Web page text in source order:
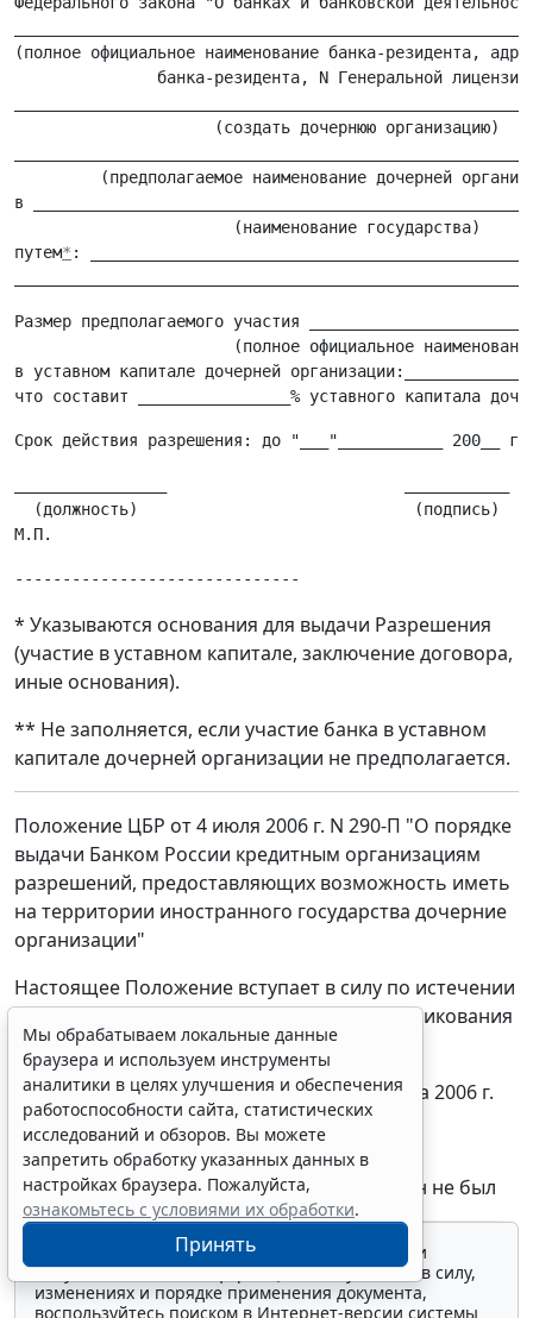
(полное официальное наименование банка-резидента,
банка-резидента, N Генеральной
                     (создать дочернюю организацию)
(предполагаемое наименование дочерней
в
                       (наименование государства)
путем* :
Размер предполагаемого участия
(полное официальное
в уставном капитале дочерней
что составит ________________% уставного капитала
(должность)                             (подпись)
* Указываются основания для выдачи Разрешения
(участие в уставном капитале, заключение договора,
иные основания).
** Не заполняется, если участие банка в уставном
капитале дочерней организации не предполагается.
Положение ЦБР от 4 июля 2006 г. N 290-П "О порядке
выдачи Банком России кредитным организациям
разрешений, предоставляющих возможность иметь
на территории иностранного государства дочерние
организации"
Настоящее Положение вступает в силу по истечении
10 дней после дня его официального опубликования
в "Вестнике Банка России"
Зарегистрировано в Минюсте РФ 11 августа 2006 г.
Регистрационный N 8144
Текст Положения официально опубликован не был
Для просмотра актуального текста документа и
получения полной информации о вступлении в силу,
изменениях и порядке применения документа,
воспользуйтесь поиском в Интернет-версии системы
Мы обрабатываем локальные данные
браузера и используем инструменты
аналитики в целях улучшения и обеспечения
работоспособности сайта, статистических
исследований и обзоров. Вы можете
запретить обработку указанных данных в
настройках браузера. Пожалуйста,
ознакомьтесь с условиями их обработки.
Принять